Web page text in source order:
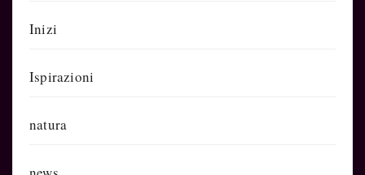
Inizi
Ispirazioni
natura